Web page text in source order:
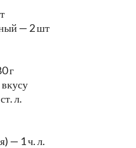
— 2 шт
г
л.
— 1 ч. л.